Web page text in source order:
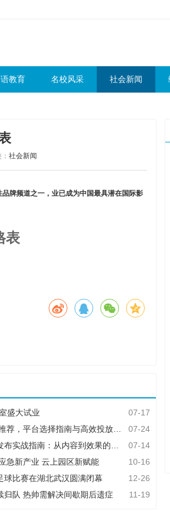
教育 名校风采 社会新闻
社会新闻
牌频道之一，业已成为中国最具潜在国际影
表
07-17
盛大试业
07-24
，平台选择指南与高效投放策略
07-14
战指南：从内容到效果的完美转化
10-16
急新产业 云上园区新赋能
12-26
球比赛在湖北武汉圆满闭幕
11-19
归队 热帅需解决间歇期后遗症